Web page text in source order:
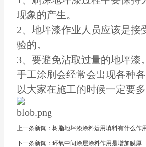
现象的产生。
2、地坪漆作业人员应该是接
验的。
3、要避免沾取过量的地坪漆。
手工涂刷会经常会出现各种
以大家在施工的时候一定要
上一条新闻：树脂地坪漆涂料运用填料有什么作
下一条新闻：环氧中间涂层涂料作用是增加膜厚